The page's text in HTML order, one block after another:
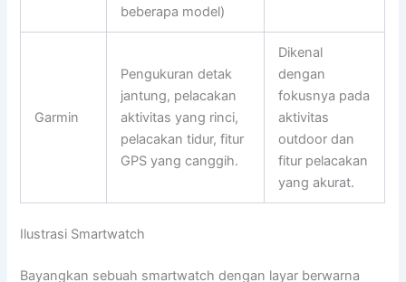
beberapa model)
Garmin
Pengukuran detak
jantung, pelacakan
aktivitas yang rinci,
pelacakan tidur, fitur
GPS yang canggih.
Dikenal
dengan
fokusnya pada
aktivitas
outdoor dan
fitur pelacakan
yang akurat.
Ilustrasi Smartwatch
Bayangkan sebuah smartwatch dengan layar berwarna